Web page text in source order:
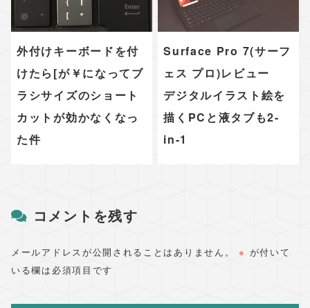
外付けキーボードを付
けたら[が￥になってブ
ラシサイズのショート
カットが効かなくなっ
た件
Surface Pro 7(サーフ
ェス プロ)レビュー
デジタルイラスト絵を
描くPCと液タブも2-
in-1
コメントを残す
メールアドレスが公開されることはありません。 ※ が付いて
いる欄は必須項目です